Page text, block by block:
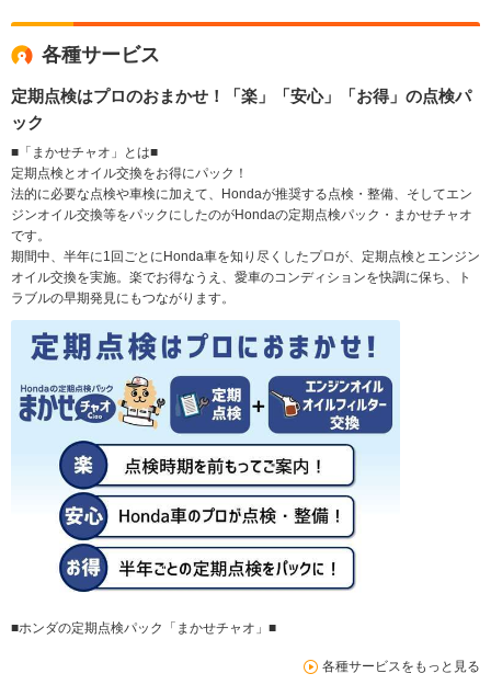
各種サービス
定期点検はプロのおまかせ！「楽」「安心」「お得」の点検パ
ック
■「まかせチャオ」とは■
定期点検とオイル交換をお得にパック！
法的に必要な点検や車検に加えて、Hondaが推奨する点検・整備、そしてエン
ジンオイル交換等をパックにしたのがHondaの定期点検パック・まかせチャオ
です。
期間中、半年に1回ごとにHonda車を知り尽くしたプロが、定期点検とエンジン
オイル交換を実施。楽でお得なうえ、愛車のコンディションを快調に保ち、ト
ラブルの早期発見にもつながります。
■ホンダの定期点検パック「まかせチャオ」■
各種サービスをもっと見る